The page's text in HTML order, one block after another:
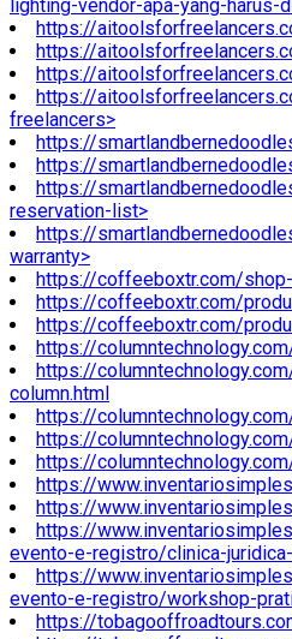
lighting-vendor-apa-yang-harus-
https://
https://
https://
https://
freelancers>
https://
https://
https://
reservation-list>
https://
warranty>
https://coffeeboxtr.com/
https://coffeeboxtr.com/
https://coffeeboxtr.com/
https://
https://
column.html
https://
https://
https://
https://
https://
https://
evento-e-registro/clinica-
https://
evento-e-registro/workshop-
https://